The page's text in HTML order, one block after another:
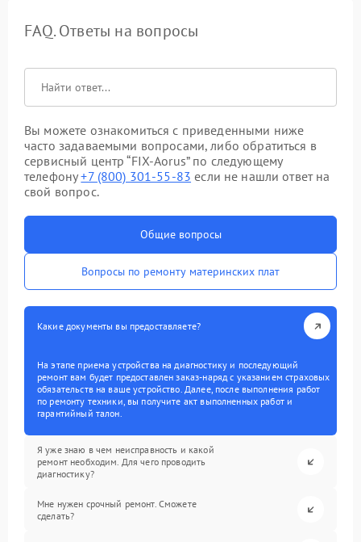
FAQ. Ответы на вопросы
Вы можете ознакомиться с приведенными ниже
часто задаваемыми вопросами, либо обратиться в
сервисный центр “FIX-Aorus” по следующему
телефону+7 (800) 301-55-83 если не нашли ответ на
свой вопрос.
Общие вопросы
Вопросы по ремонту материнских плат
Какие документы вы предоставляете?
На этапе приема устройства на диагностику и последующий
ремонт вам будет предоставлен заказ-наряд с указанием страховых
обязательств на ваше устройство. Далее, после выполнения работ
по ремонту техники, вы получите акт выполненных работ и
гарантийный талон.
Я уже знаю в чем неисправность и какой
ремонт необходим. Для чего проводить
диагностику?
Мне нужен срочный ремонт. Сможете
сделать?